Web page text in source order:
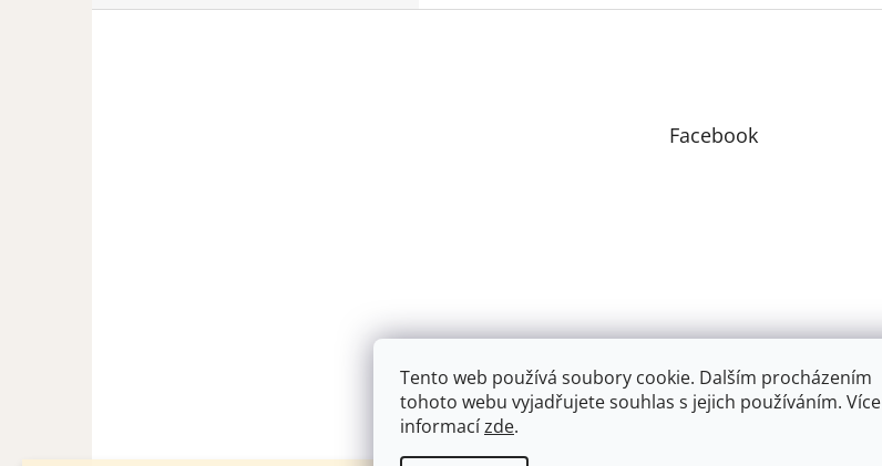
Tento web používá soubory cookie. Dalším procházením
tohoto webu vyjadřujete souhlas s jejich používáním. Více
informacízde.
Facebook